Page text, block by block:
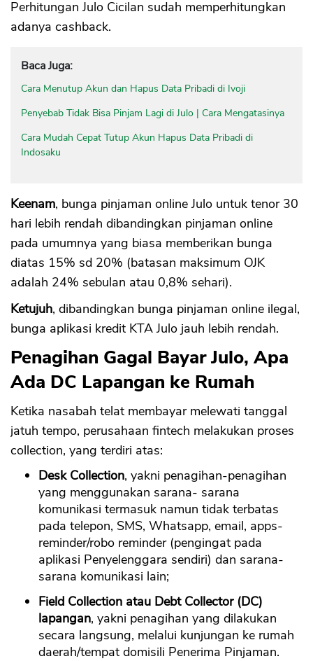
Perhitungan Julo Cicilan sudah memperhitungkan
adanya cashback.
Baca Juga:
Cara Menutup Akun dan Hapus Data Pribadi di Ivoji
Penyebab Tidak Bisa Pinjam Lagi di Julo | Cara Mengatasinya
Cara Mudah Cepat Tutup Akun Hapus Data Pribadi di
Indosaku
Keenam, bunga pinjaman online Julo untuk tenor 30
hari lebih rendah dibandingkan pinjaman online
pada umumnya yang biasa memberikan bunga
diatas 15% sd 20% (batasan maksimum OJK
adalah 24% sebulan atau 0,8% sehari).
Ketujuh, dibandingkan bunga pinjaman online ilegal,
bunga aplikasi kredit KTA Julo jauh lebih rendah.
Penagihan Gagal Bayar Julo, Apa
Ada DC Lapangan ke Rumah
Ketika nasabah telat membayar melewati tanggal
jatuh tempo, perusahaan fintech melakukan proses
collection, yang terdiri atas:
Desk Collection, yakni penagihan-penagihan
yang menggunakan sarana- sarana
komunikasi termasuk namun tidak terbatas
pada telepon, SMS, Whatsapp, email, apps-
reminder/robo reminder (pengingat pada
aplikasi Penyelenggara sendiri) dan sarana-
sarana komunikasi lain;
Field Collection atau Debt Collector (DC)
lapangan, yakni penagihan yang dilakukan
secara langsung, melalui kunjungan ke rumah
daerah/tempat domisili Penerima Pinjaman.